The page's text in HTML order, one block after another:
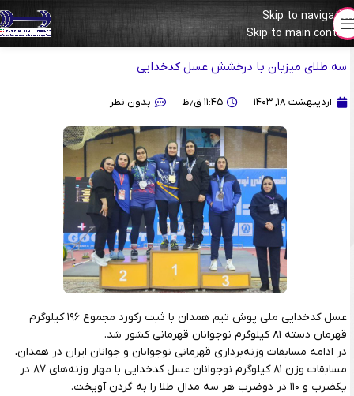
Skip to navigation
Skip to main content
مسابقات قهرمانی نوجوانان و جوانان ایران (همدان 1403)
سه طلای میزبان با درخشش عسل کدخدایی
اردیبهشت ۱۸, ۱۴۰۳ ۱۱:۴۵ ق٫ظ بدون نظر
عسل کدخدایی ملی پوش تیم همدان با ثبت رکورد مجموع ۱۹۶ کیلوگرم
قهرمان دسته ۸۱ کیلوگرم نوجوانان قهرمانی کشور شد.
در ادامه مسابقات وزنه‌برداری قهرمانی نوجوانان و جوانان ایران در همدان،
مسابقات وزن ۸۱ کیلوگرم نوجوانان عسل کدخدایی با مهار وزنه‌های ۸۷ در
یکضرب و ۱۱۰ در دوضرب هر سه مدال طلا را به گردن آویخت.